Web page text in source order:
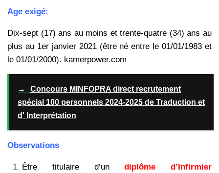
Age exigé:
Dix-sept (17) ans au moins et trente-quatre (34) ans au
plus au 1er janvier 2021 (être né entre le 01/01/1983 et
le 01/01/2000). kamerpower.com
→
Concours MINFOPRA direct recrutement
spécial 100 personnels 2024-2025 de Traduction et
d' Interprétation
Observations
Être titulaire d’undiplôme d’Infirmier